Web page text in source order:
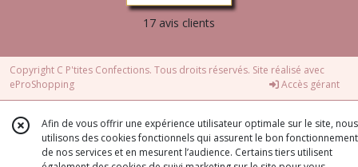
17 avis clients
Copyright C P'tites Confections. Tous droits réservés. Site réalisé avec
eProShopping
Accès gérant
Afin de vous offrir une expérience utilisateur optimale sur le site, nous
utilisons des cookies fonctionnels qui assurent le bon fonctionnement
de nos services et en mesurent l’audience. Certains tiers utilisent